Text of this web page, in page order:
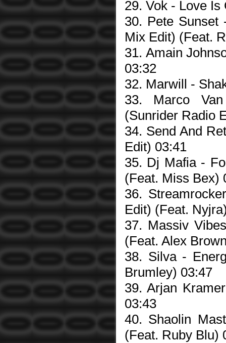
29. Vok - Love
30. Pete Sunset
Mix Edit) (Feat.
31. Amain
03:32
32. Marwill -
33. Marco
(Sunrider Radio
34. Send And
Edit) 03:41
35. Dj Mafia -
(Feat. Miss Bex)
36.
Edit) (Feat.
37. Massiv
(Feat. Alex
38. Silva -
Brumley) 03:47
39. Arjan
03:43
40. Shaolin
(Feat. Ruby Blu)